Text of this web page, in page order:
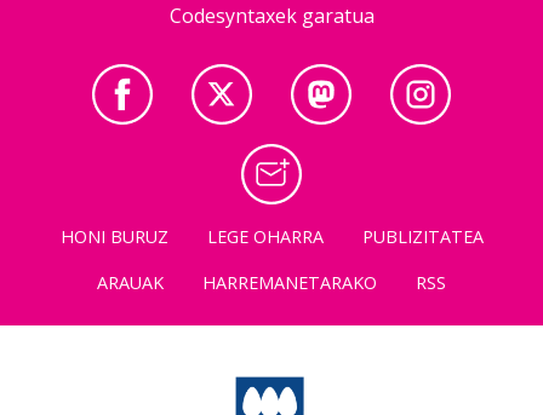
Codesyntaxek garatua
HONI BURUZ LEGE OHARRA
PUBLIZITATEA
ARAUAK
HARREMANETARAKO RSS